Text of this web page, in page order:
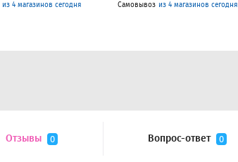
из 4 магазинов сегодня Самовывоз из 4 магазинов сегодня
Отзывы 0 Вопрос-ответ 0